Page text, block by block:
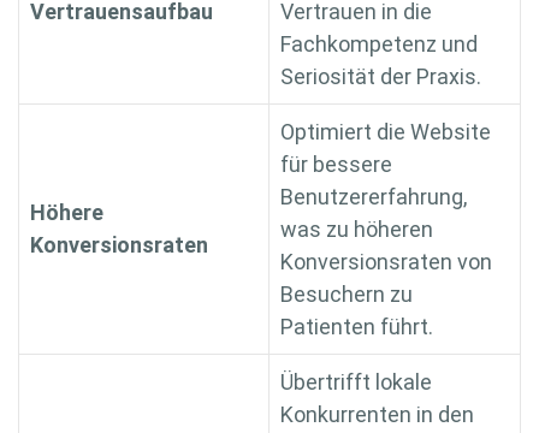
Vertrauensaufbau
Vertrauen in die
Fachkompetenz und
Seriosität der Praxis.
Höhere
Konversionsraten
Optimiert die Website
für bessere
Benutzererfahrung,
was zu höheren
Konversionsraten von
Besuchern zu
Patienten führt.
Übertrifft lokale
Konkurrenten in den